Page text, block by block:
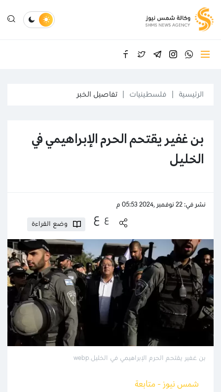
الرئيسية فلسطينيات تفاصيل الخبر
بن غفير يقتحم الحرم الإبراهيمي في
الخليل
نشر في: 22 نوفمبر ,2024 05:53 م
ع ع
وضع القراءة
بن غفير يقتحم الحرم الإبراهيمي في الخليل.webp
شمس نيوز - متابعة